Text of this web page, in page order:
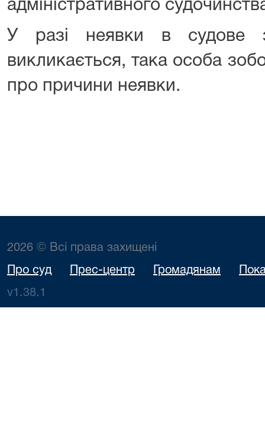
адміністративного
У разі неявки в судове
викликається, така особа
про причини неявки.
2026 © Всі права захищені
Про суд Прес-центр Громадянам
v1.38.1